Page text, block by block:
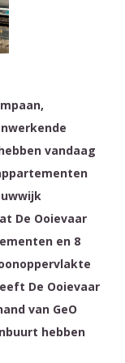
vandaag
De Ooievaar
en 8
De Ooievaar
van GeO
hebben